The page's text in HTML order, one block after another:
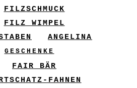
FILZSCHMUCK
FILZ WIMPEL
ANGELINA
GESCHENKE
FAIR BÄR
FAHNEN